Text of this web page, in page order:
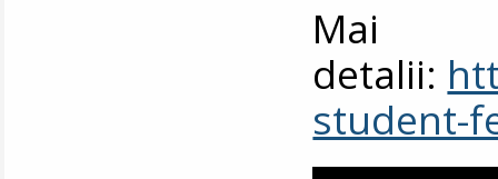
detalii:
student-